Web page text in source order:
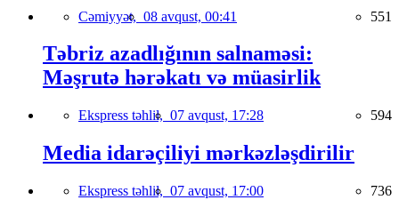
Cəmiyyət, 08 avqust, 00:41 551
Təbriz azadlığının salnaməsi:
Məşrutə hərəkatı və müasirlik
Ekspress təhlil, 07 avqust, 17:28 594
Media idarəçiliyi mərkəzləşdirilir
Ekspress təhlil, 07 avqust, 17:00 736